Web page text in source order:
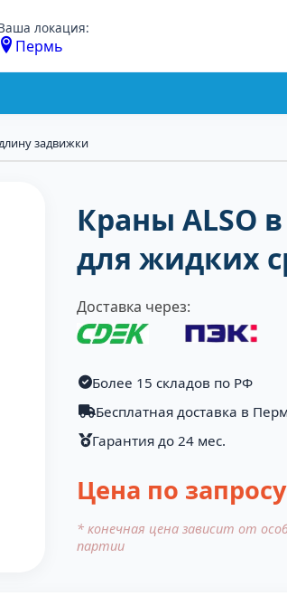
локация:
Пермь
задвижки
Краны ALSO
для жидких
Доставка через:
Более 15 складов по РФ
Бесплатная доставка в
Гарантия до 24 мес.
Цена по запросу
* конечная цена зависит от
партии